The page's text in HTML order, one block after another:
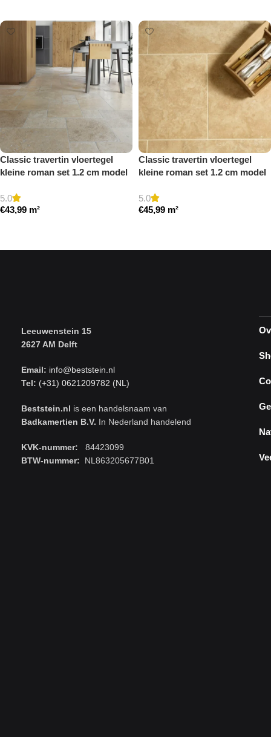
Classic travertin vloertegel
kleine roman set 1.2 cm model
5.0
€43,99 m²
Classic travertin vloertegel
kleine roman set 1.2 cm model
5.0
€45,99 m²
Leeuwenstein 15
2627 AM Delft
Email: info@beststein.nl
Tel: (+31) 0621209782 (NL)
Beststein.nl is een handelsnaam van
Badkamertien B.V. In Nederland handelend
KVK-nummer: 84423099
BTW-nummer: NL863205677B01